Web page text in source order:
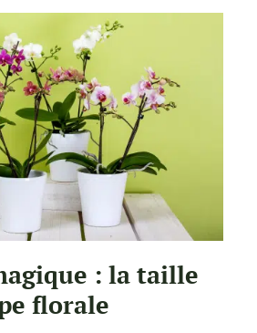
: la taille
florale